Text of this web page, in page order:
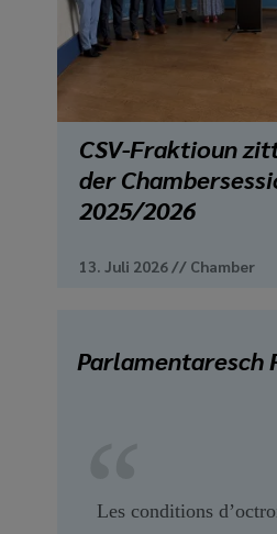
CSV-Fraktioun
der
2025/2026
13. Juli 2026 // Chamber
Parlamentaresch
Les conditions